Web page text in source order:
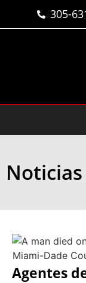
305-
Noticias
Agentes